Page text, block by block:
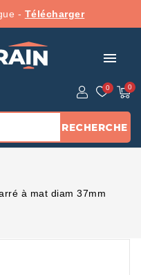
- Télécharger
menu
RECHERCHE
à mat diam 37mm